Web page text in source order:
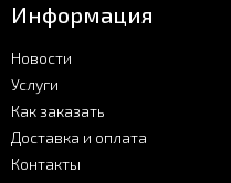
Информация
Новости
Услуги
Как заказать
Доставка и оплата
Контакты